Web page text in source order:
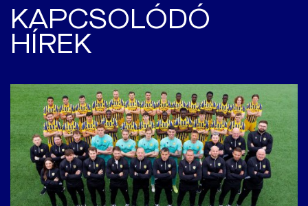
KAPCSOLÓDÓ
HÍREK